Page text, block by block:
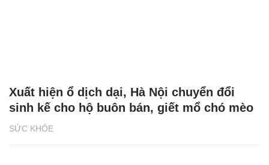
SỨC KHỎE
Xuất hiện ổ dịch dại, Hà Nội chuyển đổi
sinh kế cho hộ buôn bán, giết mổ chó mèo